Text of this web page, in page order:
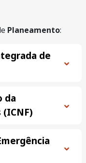
Planeamento:
de
da